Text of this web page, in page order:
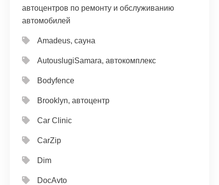
автоцентров по ремонту и обслуживанию
автомобилей
Amadeus, сауна
AutouslugiSamara, автокомплекс
Bodyfence
Brooklyn, автоцентр
Car Clinic
CarZip
Dim
DocAvto